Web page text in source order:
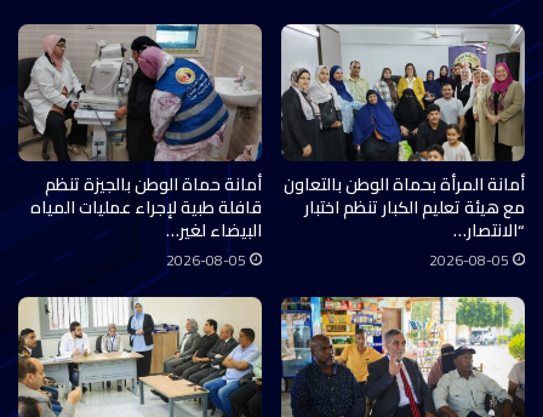
أمانة المرأة بحماة الوطن بالتعاون
مع هيئة تعليم الكبار تنظم اختبار
“الانتصار…
2026-08-05
أمانة حماة الوطن بالجيزة تنظم
قافلة طبية لإجراء عمليات المياه
البيضاء لغير…
2026-08-05